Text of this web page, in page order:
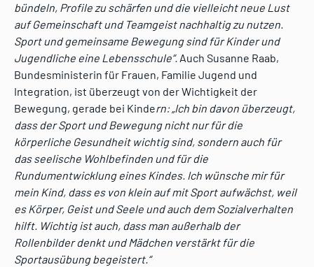
bündeln, Profile zu schärfen und die vielleicht neue Lust
auf Gemeinschaft und Teamgeist nachhaltig zu nutzen.
Sport und gemeinsame Bewegung sind für Kinder und
Jugendliche eine Lebensschule“. Auch Susanne Raab,
Bundesministerin für Frauen, Familie Jugend und
Integration, ist überzeugt von der Wichtigkeit der
Bewegung, gerade bei Kindern: „Ich bin davon überzeugt,
dass der Sport und Bewegung nicht nur für die
körperliche Gesundheit wichtig sind, sondern auch für
das seelische Wohlbefinden und für die
Rundumentwicklung eines Kindes. Ich wünsche mir für
mein Kind, dass es von klein auf mit Sport aufwächst, weil
es Körper, Geist und Seele und auch dem Sozialverhalten
hilft. Wichtig ist auch, dass man außerhalb der
Rollenbilder denkt und Mädchen verstärkt für die
Sportausübung begeistert.“